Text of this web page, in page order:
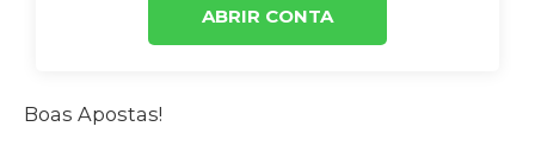
ABRIR CONTA
Boas Apostas!